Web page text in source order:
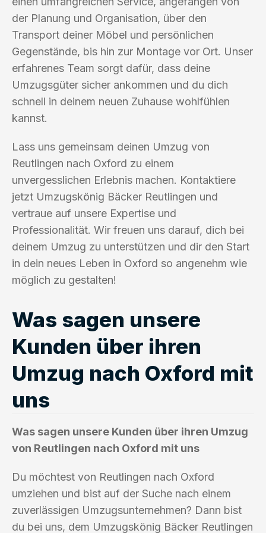
der Planung und Organisation, über den
Transport deiner Möbel und persönlichen
Gegenstände, bis hin zur Montage vor Ort. Unser
erfahrenes Team sorgt dafür, dass deine
Umzugsgüter sicher ankommen und du dich
schnell in deinem neuen Zuhause wohlfühlen
kannst.
Lass uns gemeinsam deinen Umzug von
Reutlingen nach Oxford zu einem
unvergesslichen Erlebnis machen. Kontaktiere
jetzt Umzugskönig Bäcker Reutlingen und
vertraue auf unsere Expertise und
Professionalität. Wir freuen uns darauf, dich bei
deinem Umzug zu unterstützen und dir den Start
in dein neues Leben in Oxford so angenehm wie
möglich zu gestalten!
Was sagen unsere
Kunden über ihren
Umzug nach Oxford mit
uns
Was sagen unsere Kunden über ihren Umzug
von Reutlingen nach Oxford mit uns
Du möchtest von Reutlingen nach Oxford
umziehen und bist auf der Suche nach einem
zuverlässigen Umzugsunternehmen? Dann bist
du bei uns, dem Umzugskönig Bäcker Reutlingen